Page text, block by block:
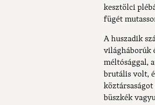
kesztölci
fügét
A huszadik
világháborúk
méltósággal,
brutális volt,
büszkék